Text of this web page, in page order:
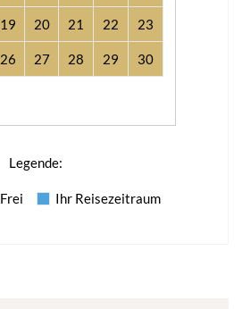
19 20 21 22 23
26 27 28 29 30
Legende:
Frei Ihr Reisezeitraum